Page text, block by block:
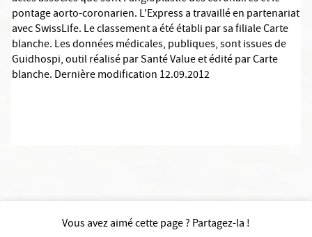
pontage aorto-coronarien. L'Express a travaillé en partenariat
avec SwissLife. Le classement a été établi par sa filiale Carte
blanche. Les données médicales, publiques, sont issues de
Guidhospi, outil réalisé par Santé Value et édité par Carte
blanche. Dernière modification 12.09.2012
Vous avez aimé cette page ? Partagez-la !